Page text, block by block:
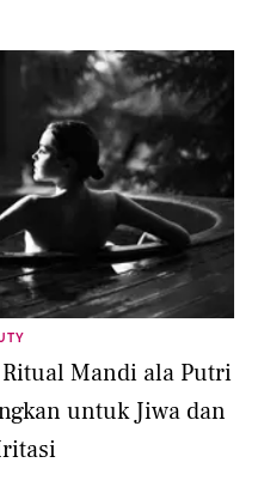
Mandi ala Putri
untuk Jiwa dan